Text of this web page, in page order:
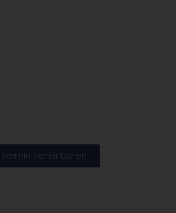
Termin vereinbaren